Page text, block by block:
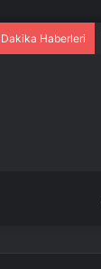
Haberleri